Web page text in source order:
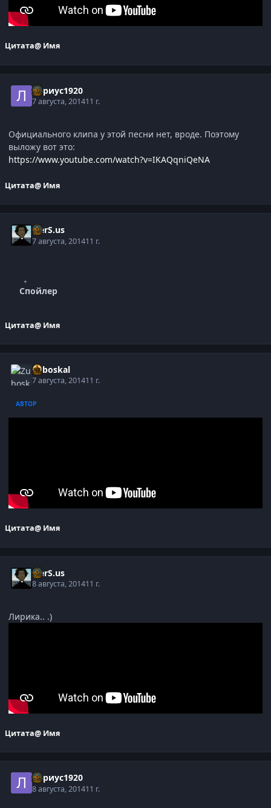
Цитата@ Имя
Лариус1920
7 августа, 201411 г.
Официального клипа у этой песни нет, вроде. Поэтому
выложу вот это:
https://www.youtube.com/watch?v=IKAQqniQeNA
Цитата@ Имя
V.erS.us
7 августа, 201411 г.
Спойлер
Цитата@ Имя
Zuboskal
7 августа, 201411 г.
АВТОР
Цитата@ Имя
V.erS.us
8 августа, 201411 г.
Лирика.. .)
Цитата@ Имя
Лариус1920
8 августа, 201411 г.